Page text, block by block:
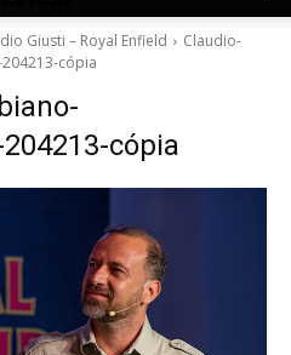
Giusti – Royal Enfield
Claudio-
cópia
cópia